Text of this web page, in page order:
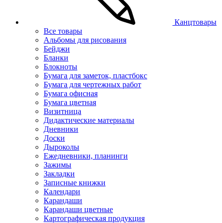
Канцтовары
Все товары
Альбомы для рисования
Бейджи
Бланки
Блокноты
Бумага для заметок, пластбокс
Бумага для чертежных работ
Бумага офисная
Бумага цветная
Визитница
Дидактические материалы
Дневники
Доски
Дыроколы
Ежедневники, планинги
Зажимы
Закладки
Записные книжки
Календари
Карандаши
Карандаши цветные
Картографическая продукция